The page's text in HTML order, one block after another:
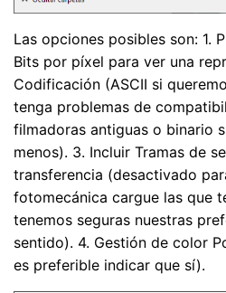
Las opciones posibles son: 1.
Bits por píxel para ver una
Codificación (ASCII si
tenga problemas de
filmadoras antiguas o binario
menos). 3. Incluir Tramas de
transferencia (desactivado
fotomecánica cargue las que
tenemos seguras nuestras
sentido). 4. Gestión de color
es preferible indicar que sí).